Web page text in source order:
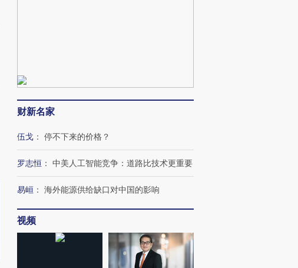
财新名家
伍戈 ： 停不下来的价格？
罗志恒 ： 中美人工智能竞争：道路比技术更重要
易峘 ： 海外能源供给缺口对中国的影响
视频